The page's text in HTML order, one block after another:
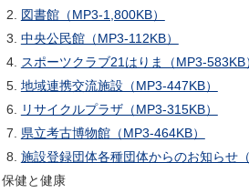
図書館（MP3-1,800KB）
中央公民館（MP3-112KB）
スポーツクラブ21はりま（MP3-583KB
地域連携交流施設（MP3-447KB）
リサイクルプラザ（MP3-315KB）
県立考古博物館（MP3-464KB）
施設登録団体各種団体からのお知らせ
保健と健康